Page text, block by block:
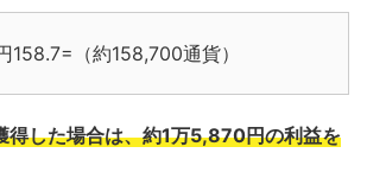
（約158,700通貨）
得した場合は、約1万5,870円の利益を